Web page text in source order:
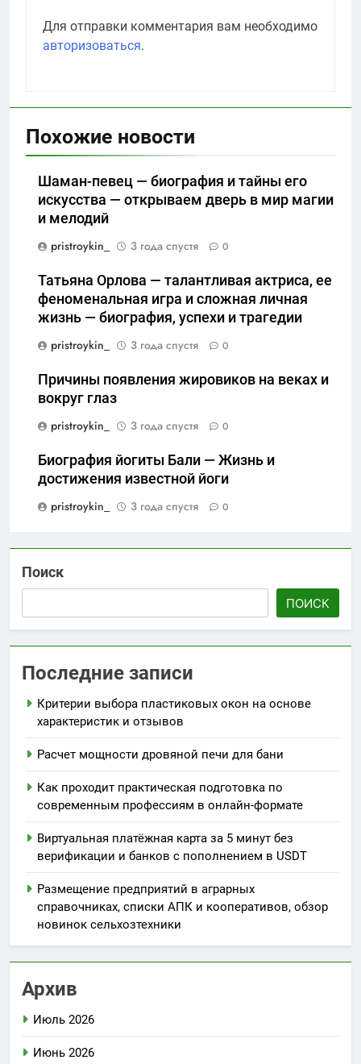
Для отправки комментария вам необходимо
авторизоваться.
Похожие новости
Шаман-певец — биография и тайны его
искусства — открываем дверь в мир магии
и мелодий
pristroykin_
3 года спустя 0
Татьяна Орлова — талантливая актриса, ее
феноменальная игра и сложная личная
жизнь — биография, успехи и трагедии
pristroykin_
3 года спустя 0
Причины появления жировиков на веках и
вокруг глаз
pristroykin_
3 года спустя 0
Биография йогиты Бали — Жизнь и
достижения известной йоги
pristroykin_
3 года спустя 0
Поиск
ПОИСК
Последние записи
Критерии выбора пластиковых окон на основе
характеристик и отзывов
Расчет мощности дровяной печи для бани
Как проходит практическая подготовка по
современным профессиям в онлайн-формате
Виртуальная платёжная карта за 5 минут без
верификации и банков с пополнением в USDT
Размещение предприятий в аграрных
справочниках, списки АПК и кооперативов, обзор
новинок сельхозтехники
Архив
Июль 2026
Июнь 2026